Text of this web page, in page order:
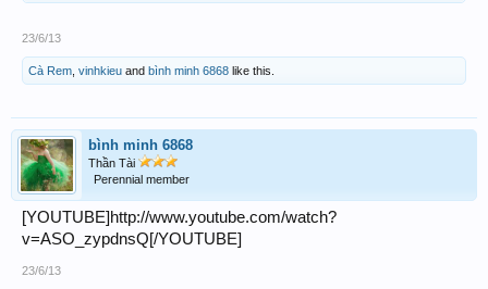
23/6/13
Cà Rem vinhkieu and bình minh 6868 like this.
bình minh 6868
Thần Tài
Perennial member
[YOUTUBE]http://www.youtube.com/watch?
v=ASO_zypdnsQ[/YOUTUBE]
23/6/13